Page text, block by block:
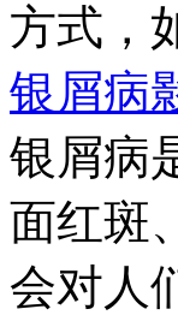
方式，
银屑病
银屑病
面红斑
会对人